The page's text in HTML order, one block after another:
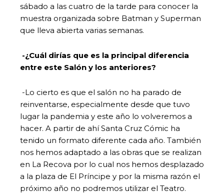
sábado a las cuatro de la tarde para conocer la
muestra organizada sobre Batman y Superman
que lleva abierta varias semanas.
-¿Cuál dirías que es la principal diferencia
entre este Salón y los anteriores?
-Lo cierto es que el salón no ha parado de
reinventarse, especialmente desde que tuvo
lugar la pandemia y este año lo volveremos a
hacer. A partir de ahí Santa Cruz Cómic ha
tenido un formato diferente cada año. También
nos hemos adaptado a las obras que se realizan
en La Recova por lo cual nos hemos desplazado
a la plaza de El Príncipe y por la misma razón el
próximo año no podremos utilizar el Teatro.